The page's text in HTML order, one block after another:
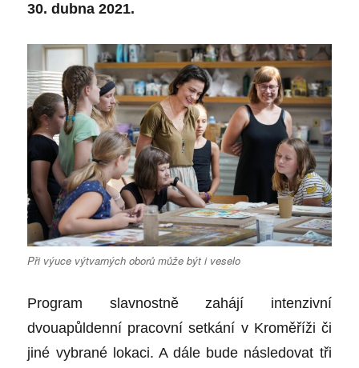
30. dubna 2021.
Při výuce výtvarných oborů může být i veselo
Program slavnostně zahájí intenzivní
dvouapůldenní pracovní setkání v Kroměříži či
jiné vybrané lokaci. A dále bude následovat tři